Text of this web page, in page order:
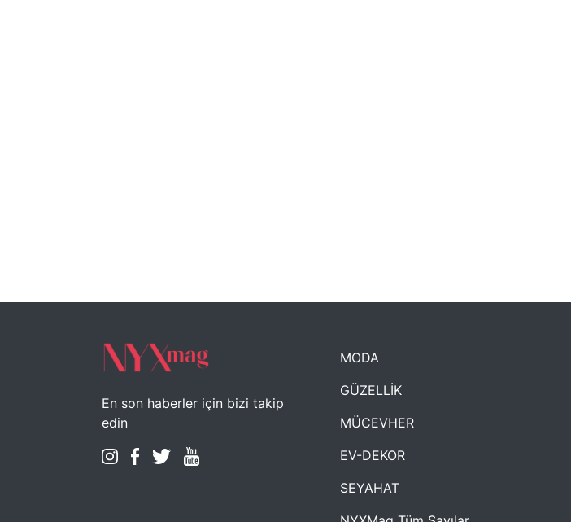
En son haberler için bizi takip
edin
MODA
GÜZELLİK
MÜCEVHER
EV-DEKOR
SEYAHAT